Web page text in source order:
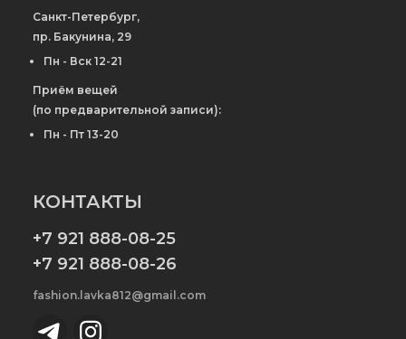
Санкт-Петербург,
пр. Бакунина, 29
Пн - Вск 12-21
Приём вещей
(по предварительной записи):
Пн - Пт 13-20
КОНТАКТЫ
+7 921 888-08-25
+7 921 888-08-26
fashion.lavka812@gmail.com